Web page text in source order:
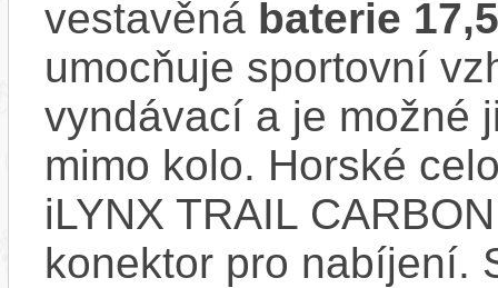
vestavěná baterie
umocňuje sportovní
vyndávací a je možné
mimo kolo. Horské
iLYNX TRAIL
konektor pro nabíjení.